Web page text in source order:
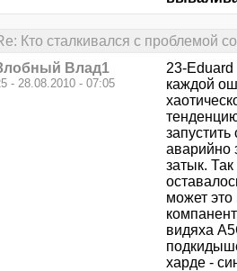
Кто сталкивался с проблемой
Влад1
- 28.08.2010 - 07:05
23-Eduard
каждой
аварийно
затык.
может это
видяха
харде -